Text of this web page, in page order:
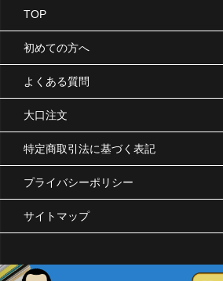
TOP
初めての方へ
よくある質問
大口注文
特定商取引法に基づく表記
プライバシーポリシー
サイトマップ